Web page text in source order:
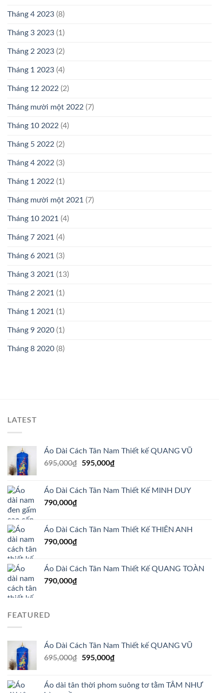
Tháng 4 2023 (8)
Tháng 3 2023 (1)
Tháng 2 2023 (2)
Tháng 1 2023 (4)
Tháng 12 2022 (2)
Tháng mười một 2022 (7)
Tháng 10 2022 (4)
Tháng 5 2022 (2)
Tháng 4 2022 (3)
Tháng 1 2022 (1)
Tháng mười một 2021 (7)
Tháng 10 2021 (4)
Tháng 7 2021 (4)
Tháng 6 2021 (3)
Tháng 3 2021 (13)
Tháng 2 2021 (1)
Tháng 1 2021 (1)
Tháng 9 2020 (1)
Tháng 8 2020 (8)
LATEST
Áo Dài Cách Tân Nam Thiết kế QUANG VŨ
695,000₫
Giá
695,000₫.
595,000₫Giá
là:
Áo Dài Cách Tân Nam Thiết Kế MINH DUY
790,000₫
Áo Dài Cách Tân Nam Thiết Kế THIÊN ANH
790,000₫
Áo Dài Cách Tân Nam Thiết Kế QUANG TOÀN
790,000₫
FEATURED
Áo Dài Cách Tân Nam Thiết kế QUANG VŨ
695,000₫
Giá
695,000₫.
595,000₫Giá
là:
Áo dài tân thời phom suông tơ tằm TÂM NHƯ